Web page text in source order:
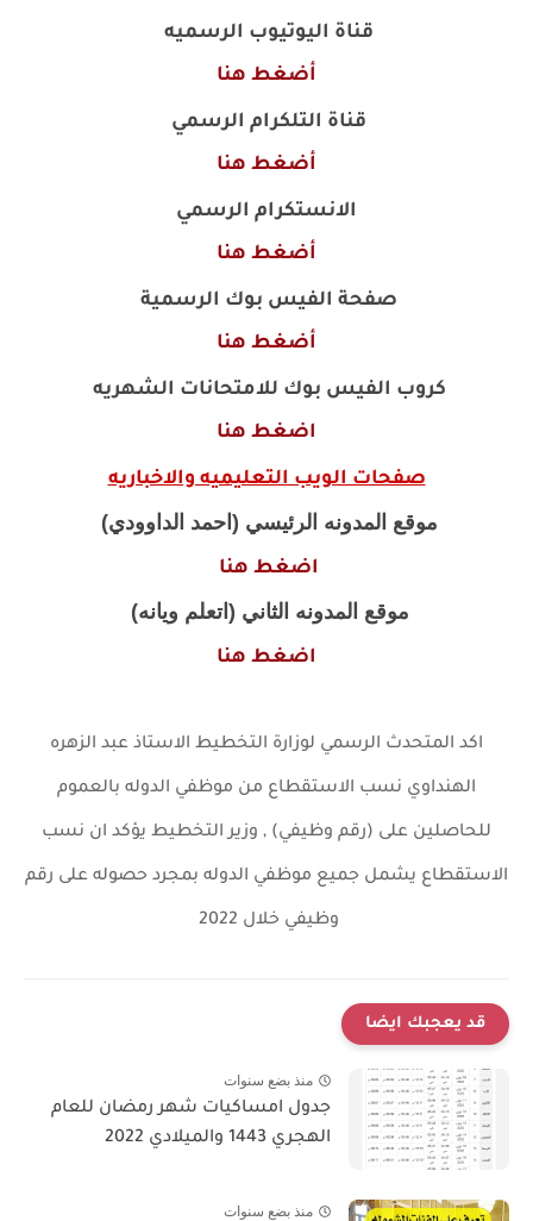
قناة اليوتيوب الرسميه
أضغط هنا
قناة التلكرام الرسمي
أضغط هنا
الانستكرام الرسمي
أضغط هنا
صفحة الفيس بوك الرسمية
أضغط هنا
كروب الفيس بوك للامتحانات الشهريه
اضغط هنا
صفحات الويب التعليميه والاخباريه
موقع المدونه الرئيسي (احمد الداوودي)
اضغط هنا
موقع المدونه الثاني (اتعلم ويانه)
اضغط هنا
اكد المتحدث الرسمي لوزارة التخطيط الاستاذ عبد الزهره
الهنداوي نسب الاستقطاع من موظفي الدوله بالعموم
للحاصلين على (رقم وظيفي) , وزير التخطيط يؤكد ان نسب
الاستقطاع يشمل جميع موظفي الدوله بمجرد حصوله على رقم
وظيفي خلال 2022
قد يعجبك ايضا
منذ بضع سنوات
جدول امساكيات شهر رمضان للعام
الهجري 1443 والميلادي 2022
منذ بضع سنوات